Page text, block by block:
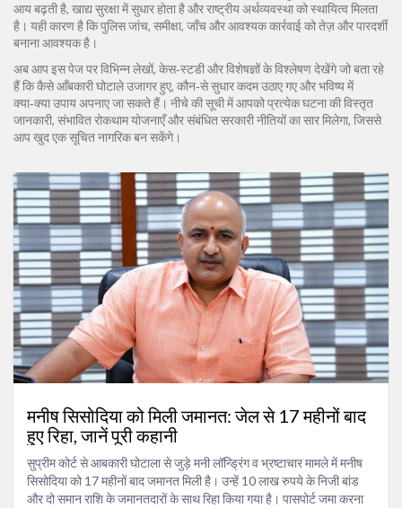
आय बढ़ती है, खाद्य सुरक्षा में सुधार होता है और राष्ट्रीय अर्थव्यवस्था को स्थायित्व मिलता
है। यही कारण है किपुलिस जांच, समीक्षा, जाँच और आवश्यक कार्रवाईको तेज़ और पारदर्शी
बनाना आवश्यक है।
अब आप इस पेज पर विभिन्न लेखों, केस‑स्टडी और विशेषज्ञों के विश्लेषण देखेंगे जो बता रहे
हैं कि कैसे आँबकारी घोटाले उजागर हुए, कौन‑से सुधार कदम उठाए गए और भविष्य में
क्या‑क्या उपाय अपनाए जा सकते हैं। नीचे की सूची में आपको प्रत्येक घटना की विस्तृत
जानकारी, संभावित रोकथाम योजनाएँ और संबंधित सरकारी नीतियों का सार मिलेगा, जिससे
आप खुद एक सूचित नागरिक बन सकेंगे।
मनीष सिसोदिया को मिली जमानत: जेल से 17 महीनों बाद
हुए रिहा, जानें पूरी कहानी
सुप्रीम कोर्ट से आबकारी घोटाला से जुड़े मनी लॉन्ड्रिंग व भ्रष्टाचार मामले में मनीष
सिसोदिया को 17 महीनों बाद जमानत मिली है। उन्हें 10 लाख रुपये के निजी बांड
और दो समान राशि के जमानतदारों के साथ रिहा किया गया है। पासपोर्ट जमा करना